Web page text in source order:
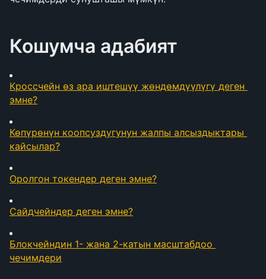
Кошумча адабият
Кроссчейн өз ара иштешүү жөндөмдүүлүгү деген
эмне?
Көпүрөнүн коопсуздугунун жалпы алсыздыктары
кайсылар?
Оролгон токендер деген эмне?
Сайдчейндер деген эмне?
Блокчейндин 1- жана 2-катын масштабдоо
чечимдери